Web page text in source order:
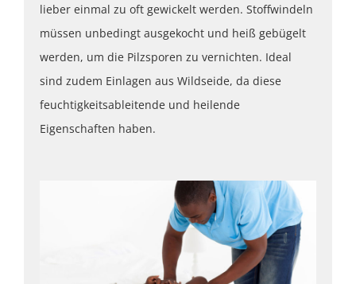
lieber einmal zu oft gewickelt werden. Stoffwindeln
müssen unbedingt ausgekocht und heiß gebügelt
werden, um die Pilzsporen zu vernichten. Ideal
sind zudem Einlagen aus Wildseide, da diese
feuchtigkeitsableitende und heilende
Eigenschaften haben.